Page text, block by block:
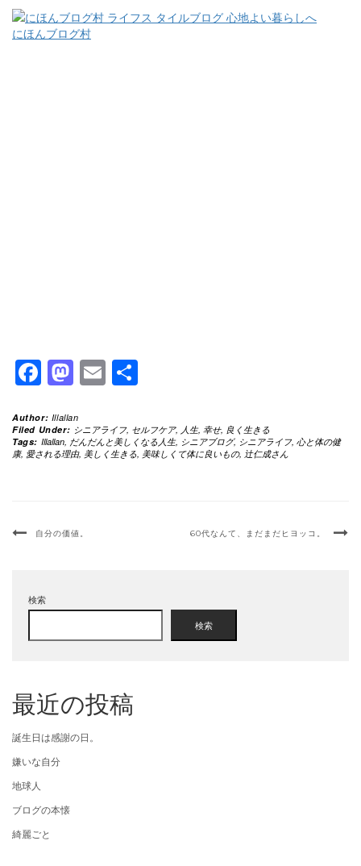
にほんブログ村
Facebook
Mastodon
Email
Author: Illallan
Filed Under: シニアライフ, セルフケア, 人生, 幸せ, 良く生きる
Tags: Illallan, だんだんと美しくなる人生, シニアブログ, シニアライフ, 心と体の健
康, 愛される理由, 美しく生きる, 美味しくて体に良いもの, 辻仁成さん
自分の価値。 60代なんて、まだまだヒヨッコ。
検索
検索
最近の投稿
誕生日は感謝の日。
嫌いな自分
地球人
ブログの本懐
綺麗ごと